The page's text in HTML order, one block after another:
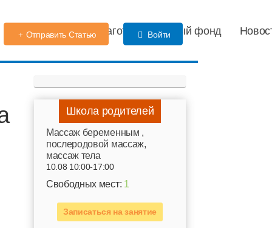
Детский сад Благотворительный фонд
Отправить Статью Войти
Школа родителей
Mассаж беременным ,
послеродовой массаж,
массаж тела
10.08 10:00-17:00
Свободных мест: 1
Записаться на занятие